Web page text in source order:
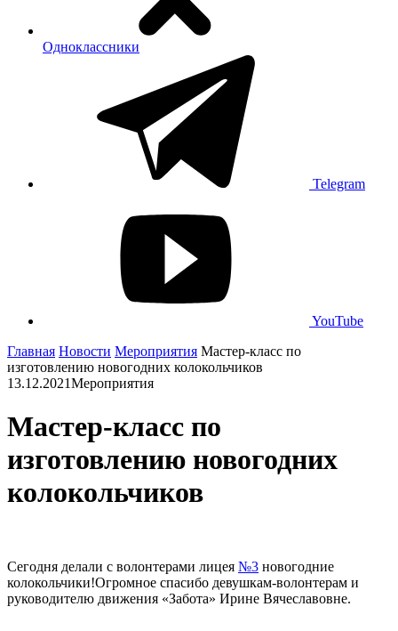
Одноклассники
Telegram
YouTube
Главная Новости Мероприятия Мастер-класс по
изготовлению новогодних колокольчиков
13.12.2021Мероприятия
Мастер-класс по
изготовлению новогодних
колокольчиков
Сегодня делали с волонтерами лицея №3 новогодние
колокольчики!Огромное спасибо девушкам-волонтерам и
руководителю движения «Забота» Ирине Вячеславовне.